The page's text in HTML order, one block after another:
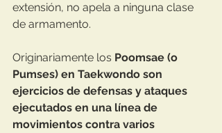
extensión, no apela a ninguna clase
de armamento.⁣
Originariamente los Poomsae (o
Pumses) en Taekwondo son
ejercicios de defensas y ataques
ejecutados en una línea de
movimientos contra varios